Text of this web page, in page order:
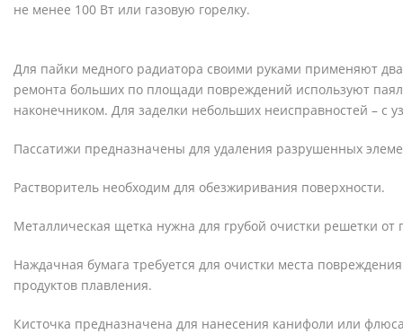
не менее 100 Вт или газовую горелку.
Для пайки медного радиатора своими руками применяют
ремонта больших по площади повреждений используют
наконечником. Для заделки небольших неисправностей – с
Пассатижи предназначены для удаления разрушенных
Растворитель необходим для обезжиривания поверхности.
Металлическая щетка нужна для грубой очистки решетки
Наждачная бумага требуется для очистки места
продуктов плавления.
Кисточка предназначена для нанесения канифоли или